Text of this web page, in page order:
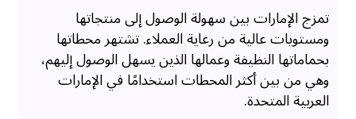
تمزج الإمارات بين سهولة الوصول إلى منتجاتها
ومستويات عالية من رعاية العملاء. تشتهر محطاتها
بحماماتها النظيفة وعمالها الذين يسهل الوصول إليهم،
وهي من بين أكثر المحطات استخدامًا في الإمارات
العربية المتحدة.